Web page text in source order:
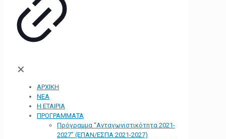
✕
ΑΡΧΙΚΗ
ΝΕΑ
Η ΕΤΑΙΡΙΑ
ΠΡΟΓΡΑΜΜΑΤΑ
Πρόγραμμα “Ανταγωνιστικότητα 2021-
2027” (ΕΠΑΝ/ΕΣΠΑ 2021-2027)